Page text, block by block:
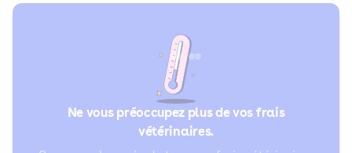
Ne vous préoccupez plus de vos frais
vétérinaires.